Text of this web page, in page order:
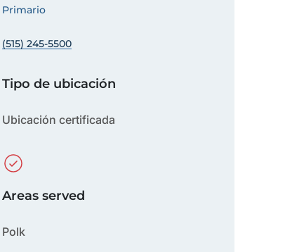
Primario
(515) 245-5500
Tipo de ubicación
Ubicación certificada
Areas served
Polk